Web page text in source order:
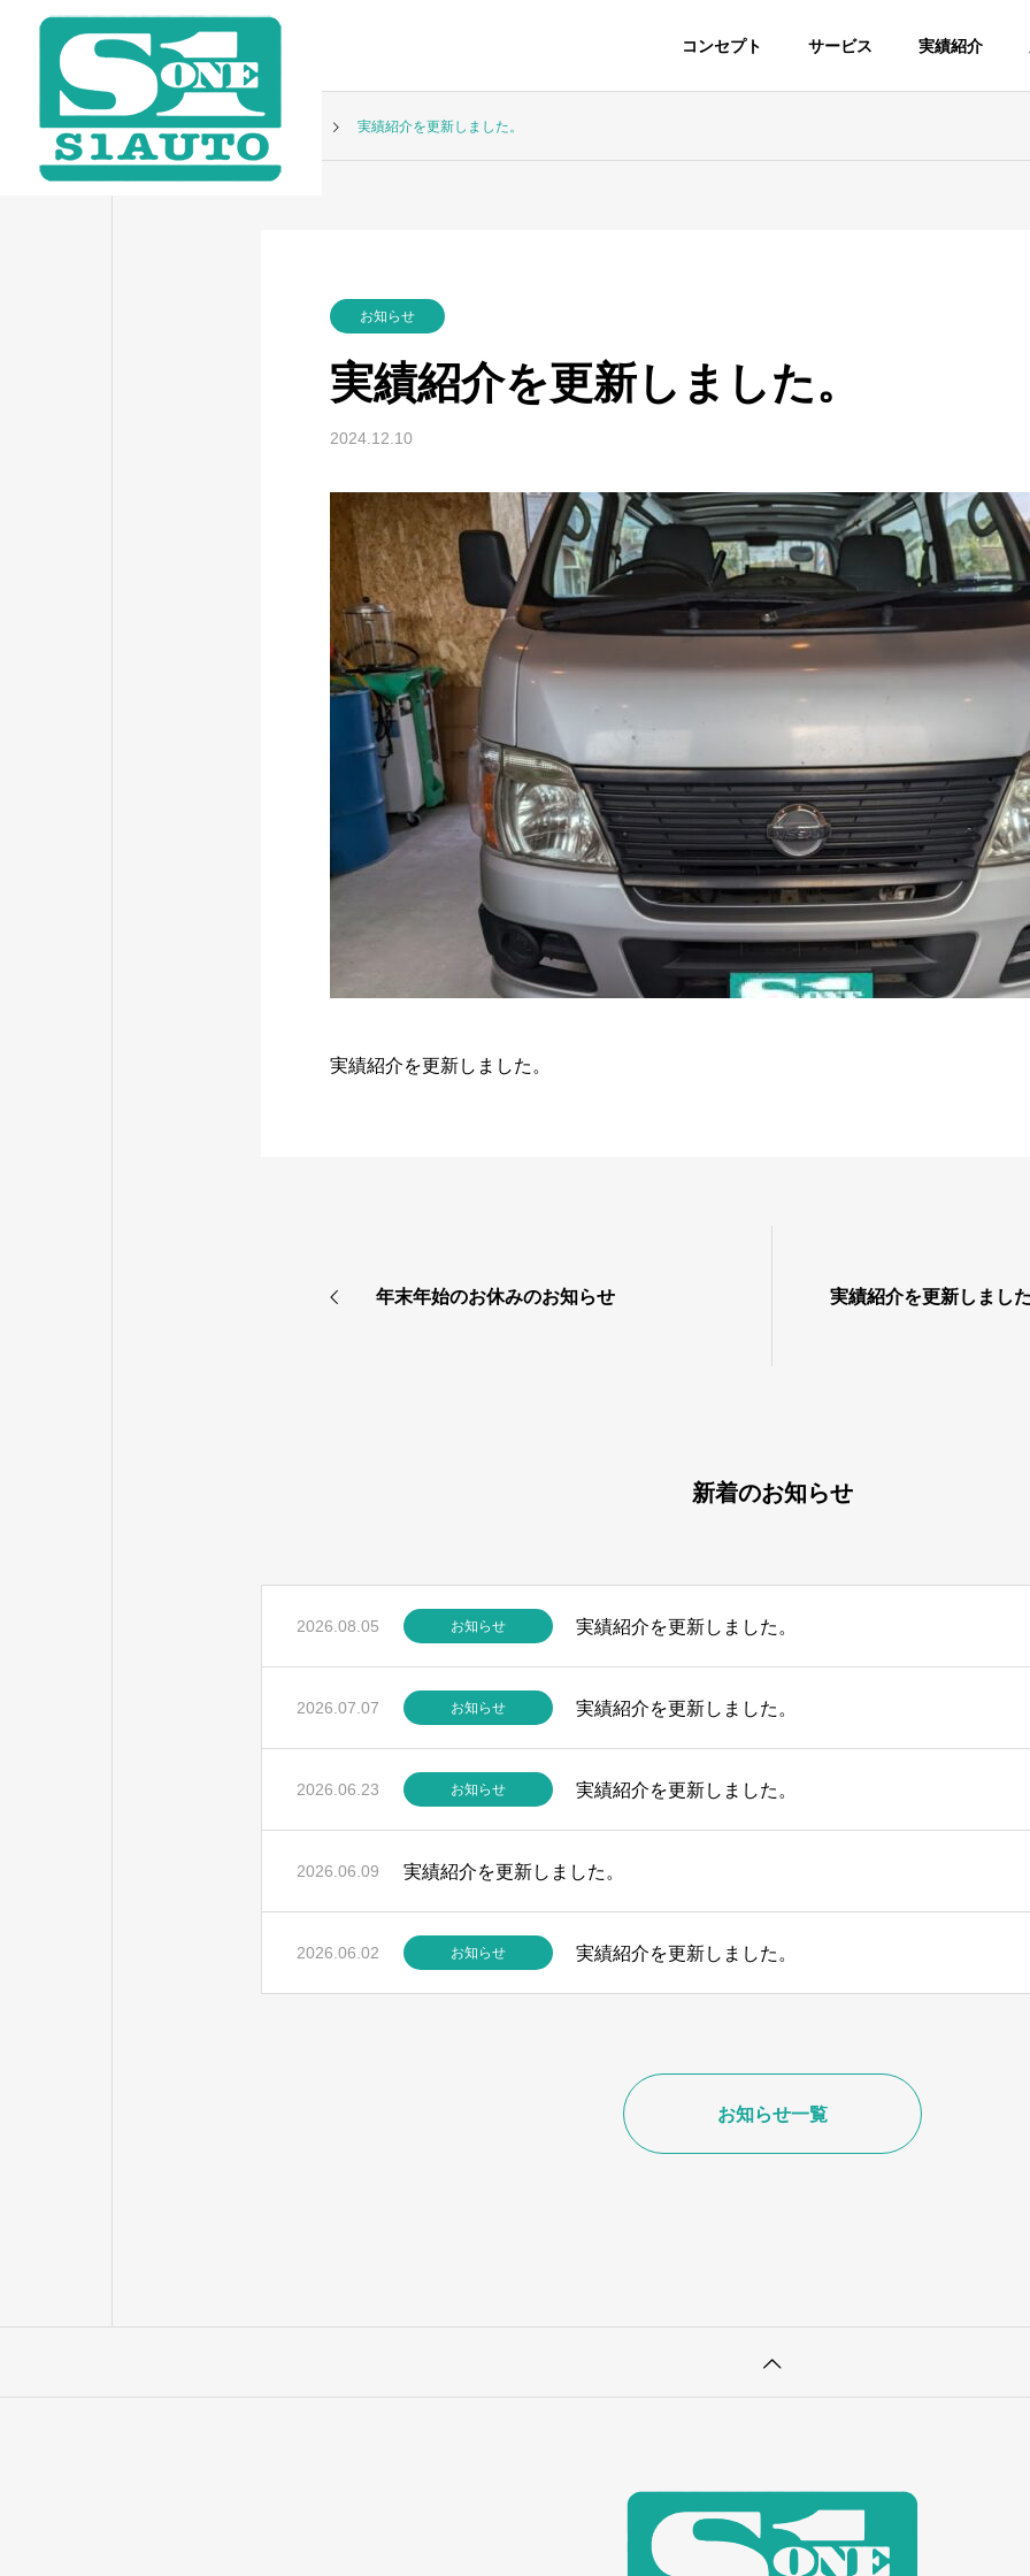
コンセプト サービス 実績紹介
持ち込みパーツ取付
検、板金塗装、
お知らせ お知らせ 実績紹介を更新しました。
お知らせ
実績紹介を更新しました。
2024.12.10
実績紹介を更新しました。
年末年始のお休みのお知らせ 実績紹介を更新しまし
新着のお知らせ
2026.08.05 お知らせ 実績紹介を更新しました。
2026.07.07 お知らせ 実績紹介を更新しました。
2026.06.23 お知らせ 実績紹介を更新しました。
2026.06.09 実績紹介を更新しました。
2026.06.02 お知らせ 実績紹介を更新しました。
お知らせ一覧